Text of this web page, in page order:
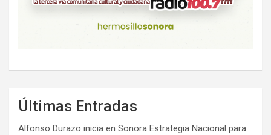
Últimas Entradas
Alfonso Durazo inicia en Sonora Estrategia Nacional para